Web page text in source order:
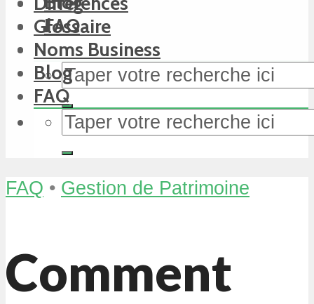
FAQ
Glossaire
Noms Business
Blog
FAQ
FAQ • Gestion de Patrimoine
Comment